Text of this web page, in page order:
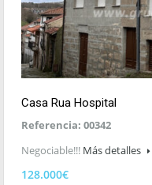
Casa Rua Hospital
Referencia: 00342
Negociable!!! Más detalles
128.000€